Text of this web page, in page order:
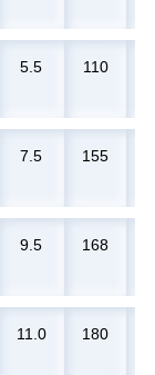
5.5 110
7.5 155
9.5 168
11.0 180